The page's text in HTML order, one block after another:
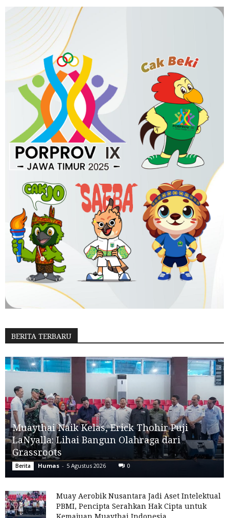
BERITA TERBARU
Muaythai Naik Kelas, Erick Thohir Puji
LaNyalla: Lihai Bangun Olahraga dari
Grassroots
Berita Humas - 5 Agustus 2026 0
Muay Aerobik Nusantara Jadi Aset Intelektual
PBMI, Pencipta Serahkan Hak Cipta untuk